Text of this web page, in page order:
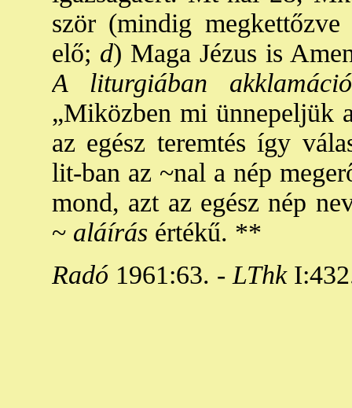
ször (mindig megkettőzve
elő; d) Maga Jézus is
A liturgiában akklamáció
„Miközben mi ünnepeljük
az egész teremtés így
lit-ban az ~nal a nép
mond, azt az egész nép
~ aláírás értékű. **
Radó 1961:63. - LThk